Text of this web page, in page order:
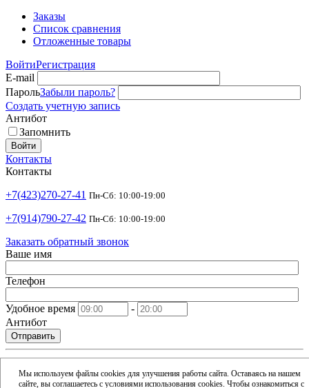
Мы используем файлы cookies для улучшения работы сайта. Оставаясь на нашем
сайте, вы соглашаетесь с условиями использования cookies. Чтобы ознакомиться с
Заказы
Список сравнения
Отложенные товары
ВойтиРегистрация
E-mail
ПарольЗабыли пароль?
Создать учетную запись
Антибот
Запомнить
Войти
Контакты
Контакты
+7(423)270-27-41 Пн-Сб: 10:00-19:00
+7(914)790-27-42 Пн-Сб: 10:00-19:00
Заказать обратный звонок
Ваше имя
Телефон
Удобное время
-
Антибот
Отправить
Email